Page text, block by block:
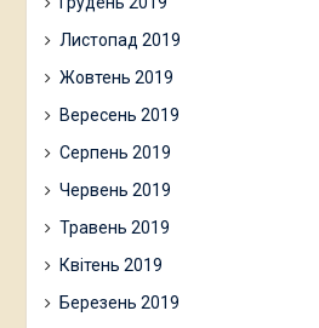
Листопад 2019
Жовтень 2019
Вересень 2019
Серпень 2019
Червень 2019
Травень 2019
Квітень 2019
Березень 2019